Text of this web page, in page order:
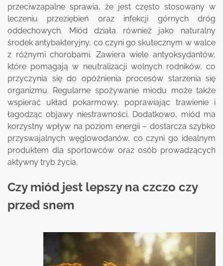
przeciwzapalne sprawia, że jest często stosowany w
leczeniu przeziębień oraz infekcji górnych dróg
oddechowych. Miód działa również jako naturalny
środek antybakteryjny, co czyni go skutecznym w walce
z różnymi chorobami. Zawiera wiele antyoksydantów,
które pomagają w neutralizacji wolnych rodników, co
przyczynia się do opóźnienia procesów starzenia się
organizmu. Regularne spożywanie miodu może także
wspierać układ pokarmowy, poprawiając trawienie i
łagodząc objawy niestrawności. Dodatkowo, miód ma
korzystny wpływ na poziom energii – dostarcza szybko
przyswajalnych węglowodanów, co czyni go idealnym
produktem dla sportowców oraz osób prowadzących
aktywny tryb życia.
Czy miód jest lepszy na czczo czy
przed snem